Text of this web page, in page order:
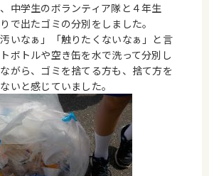
中学生のボランティア隊と４年生
で出たゴミの分別をしました。
汚いなぁ」「触りたくないなぁ」と言
ボトルや空き缶を水で洗って分別し
がら、ゴミを捨てる方も、捨て方を
いと感じていました。